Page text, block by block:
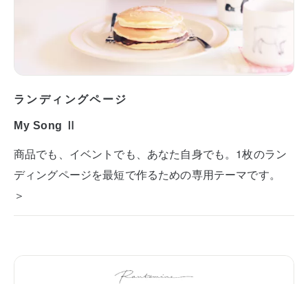
ランディングページ
My Song Ⅱ
商品でも、イベントでも、あなた自身でも。1枚のラン
ディングページを最短で作るための専用テーマです。
＞